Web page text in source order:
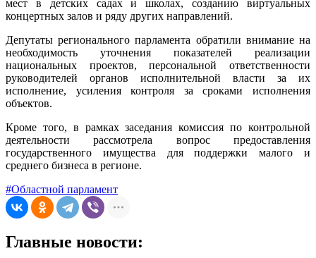
мест в детских садах и школах, созданию виртуальных
концертных залов и ряду других направлений.
Депутаты регионального парламента обратили внимание на
необходимость уточнения показателей реализации
национальных проектов, персональной ответственности
руководителей органов исполнительной власти за их
исполнение, усиления контроля за сроками исполнения
объектов.
Кроме того, в рамках заседания комиссия по контрольной
деятельности рассмотрела вопрос предоставления
государственного имущества для поддержки малого и
среднего бизнеса в регионе.
#Областной парламент
Главные новости: